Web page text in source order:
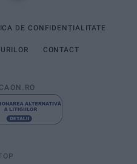
DE CONFIDENȚIALITATE
CONTACT